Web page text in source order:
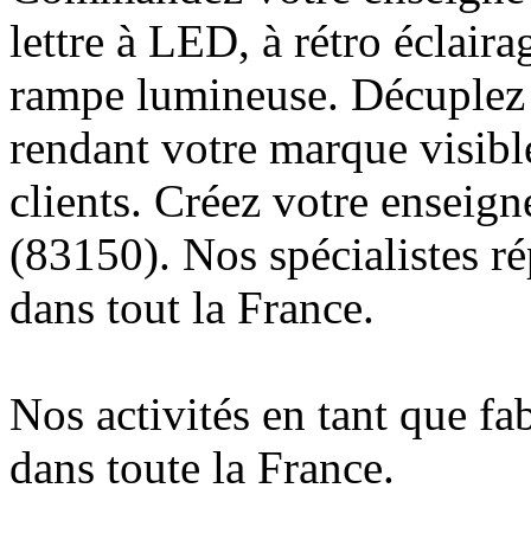
lettre à LED, à rétro
rampe lumineuse.
rendant votre marque
clients. Créez votre
(83150). Nos spécialistes
dans tout la France.
Nos activités en tant que
dans toute la France.